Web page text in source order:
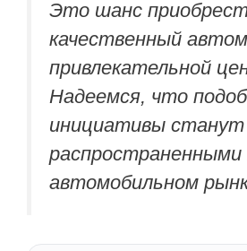
Это шанс
качественный
привлекательной
Надеемся, что
инициативы станут
распространенными
автомобильном